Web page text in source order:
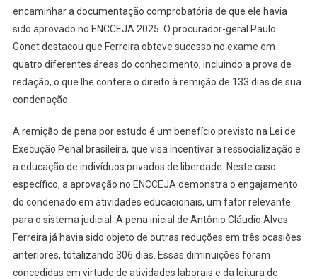
encaminhar a documentação comprobatória de que ele havia
sido aprovado no ENCCEJA 2025. O procurador-geral Paulo
Gonet destacou que Ferreira obteve sucesso no exame em
quatro diferentes áreas do conhecimento, incluindo a prova de
redação, o que lhe confere o direito à remição de 133 dias de sua
condenação.
A remição de pena por estudo é um benefício previsto na Lei de
Execução Penal brasileira, que visa incentivar a ressocialização e
a educação de indivíduos privados de liberdade. Neste caso
específico, a aprovação no ENCCEJA demonstra o engajamento
do condenado em atividades educacionais, um fator relevante
para o sistema judicial. A pena inicial de Antônio Cláudio Alves
Ferreira já havia sido objeto de outras reduções em três ocasiões
anteriores, totalizando 306 dias. Essas diminuições foram
concedidas em virtude de atividades laborais e da leitura de